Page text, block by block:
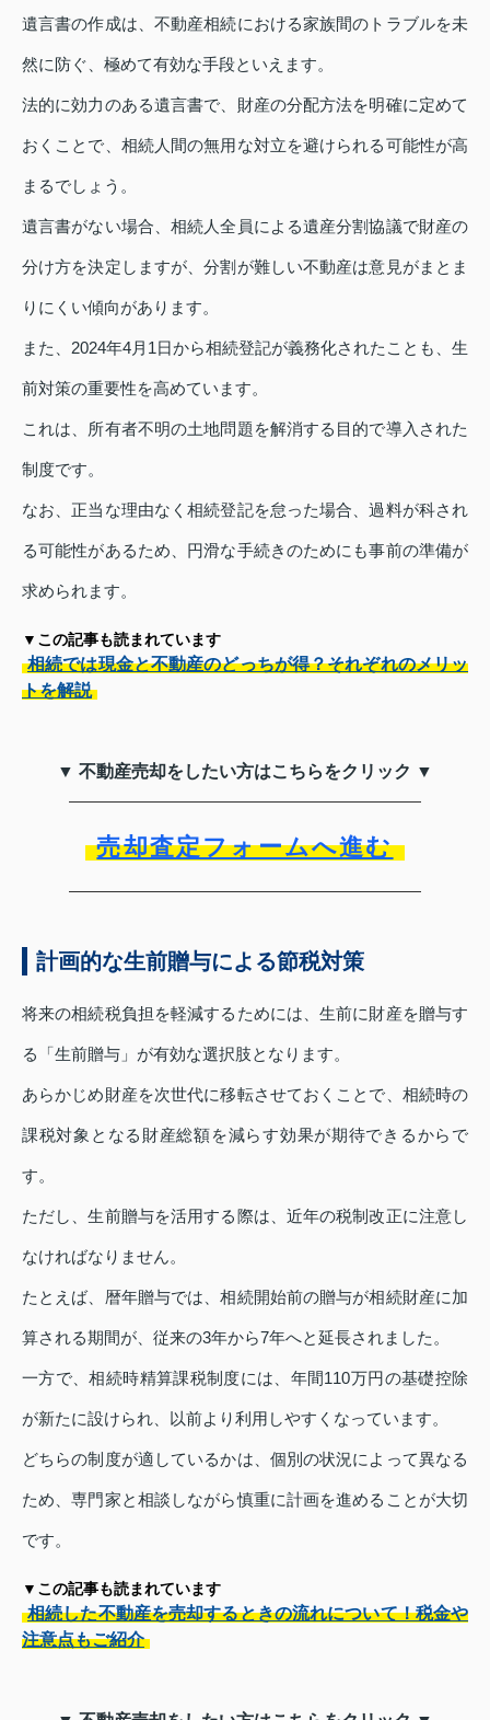
遺言書の作成は、不動産相続における家族間のトラブルを未
然に防ぐ、極めて有効な手段といえます。
法的に効力のある遺言書で、財産の分配方法を明確に定めて
おくことで、相続人間の無用な対立を避けられる可能性が高
まるでしょう。
遺言書がない場合、相続人全員による遺産分割協議で財産の
分け方を決定しますが、分割が難しい不動産は意見がまとま
りにくい傾向があります。
また、2024年4月1日から相続登記が義務化されたことも、生
前対策の重要性を高めています。
これは、所有者不明の土地問題を解消する目的で導入された
制度です。
なお、正当な理由なく相続登記を怠った場合、過料が科され
る可能性があるため、円滑な手続きのためにも事前の準備が
求められます。
▼この記事も読まれています
相続では現金と不動産のどっちが得？それぞれのメリッ
トを解説
▼ 不動産売却をしたい方はこちらをクリック ▼
売却査定フォームへ進む
計画的な生前贈与による節税対策
将来の相続税負担を軽減するためには、生前に財産を贈与す
る「生前贈与」が有効な選択肢となります。
あらかじめ財産を次世代に移転させておくことで、相続時の
課税対象となる財産総額を減らす効果が期待できるからで
す。
ただし、生前贈与を活用する際は、近年の税制改正に注意し
なければなりません。
たとえば、暦年贈与では、相続開始前の贈与が相続財産に加
算される期間が、従来の3年から7年へと延長されました。
一方で、相続時精算課税制度には、年間110万円の基礎控除
が新たに設けられ、以前より利用しやすくなっています。
どちらの制度が適しているかは、個別の状況によって異なる
ため、専門家と相談しながら慎重に計画を進めることが大切
です。
▼この記事も読まれています
相続した不動産を売却するときの流れについて！税金や
注意点もご紹介